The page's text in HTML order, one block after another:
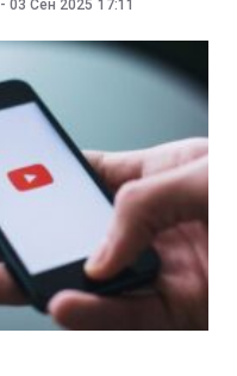
- 03 Сен 2025 17:11